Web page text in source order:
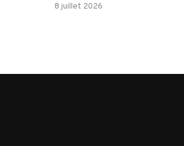
8 juillet 2026